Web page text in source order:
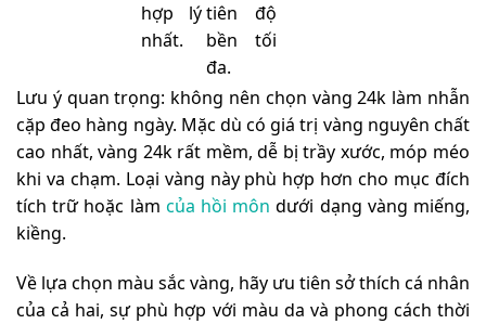
hợp lý
nhất.
tiên độ
bền tối
đa.
Lưu ý quan trọng: không nên chọn vàng 24k làm nhẫn
cặp đeo hàng ngày. Mặc dù có giá trị vàng nguyên chất
cao nhất, vàng 24k rất mềm, dễ bị trầy xước, móp méo
khi va chạm. Loại vàng này phù hợp hơn cho mục đích
tích trữ hoặc làm của hồi môn dưới dạng vàng miếng,
kiềng.
Về lựa chọn màu sắc vàng, hãy ưu tiên sở thích cá nhân
của cả hai, sự phù hợp với màu da và phong cách thời